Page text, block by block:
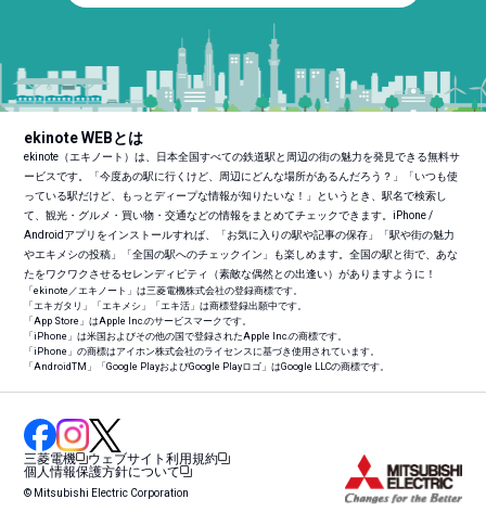
ekinote WEBとは
ekinote（エキノート）は、日本全国すべての鉄道駅と周辺の街の魅力を発見できる無料サ
ービスです。「今度あの駅に行くけど、周辺にどんな場所があるんだろう？」「いつも使
っている駅だけど、もっとディープな情報が知りたいな！」というとき、駅名で検索し
て、観光・グルメ・買い物・交通などの情報をまとめてチェックできます。iPhone /
Androidアプリをインストールすれば、「お気に入りの駅や記事の保存」「駅や街の魅力
やエキメシの投稿」「全国の駅へのチェックイン」も楽しめます。全国の駅と街で、あな
たをワクワクさせるセレンディピティ（素敵な偶然との出逢い）がありますように！
「ekinote／エキノート」は三菱電機株式会社の登録商標です。
「エキガタリ」「エキメシ」「エキ活」は商標登録出願中です。
「App Store」はApple Inc.のサービスマークです。
「iPhone」は米国およびその他の国で登録されたApple Inc.の商標です。
「iPhone」の商標はアイホン株式会社のライセンスに基づき使用されています。
「AndroidTM 」「Google PlayおよびGoogle Playロゴ」はGoogle LLCの商標です。
三菱電機
ウェブサイト利用規約
個人情報保護方針について
© Mitsubishi Electric Corporation